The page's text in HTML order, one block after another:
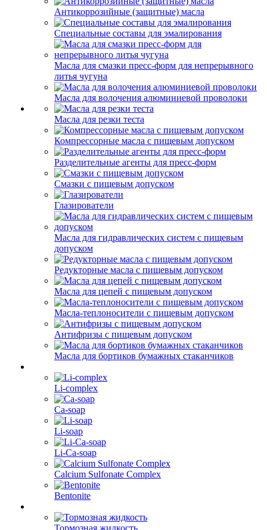
Антикоррозийные (защитные) масла
Специальные составы для эмалирования
Масла для смазки пресс-форм для непрерывного
литья чугуна
Масла для волочения алюминиевой проволоки
Масла для резки теста
Компрессорные масла с пищевым допуском
Разделительные агенты для пресс-форм
Смазки с пищевым допуском
Глазирователи
Масла для гидравлических систем с пищевым
допуском
Редукторные масла с пищевым допуском
Масла для цепей с пищевым допуском
Масла-теплоносители с пищевым допуском
Антифризы с пищевым допуском
Масла для бортиков бумажных стаканчиков
Li-complex
Ca-soap
Li-soap
Li-Ca-soap
Calcium Sulfonate Complex
Bentonite
Тормозная жидкость